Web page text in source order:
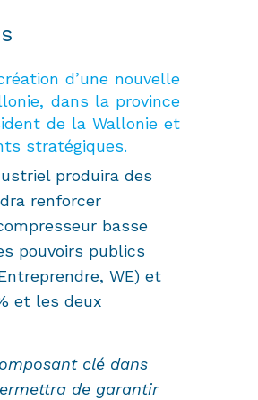
d’une nouvelle
dans la province
de la Wallonie et
stratégiques.
produira des
renforcer
basse
pouvoirs publics
WE) et
et les deux
clé dans
de garantir